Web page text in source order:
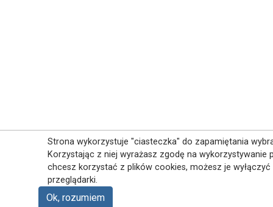
Strona wykorzystuje "ciasteczka" do zapamiętania
Korzystając z niej wyrażasz zgodę na wykorzystywanie
chcesz korzystać z plików cookies, możesz je
przeglądarki.
Ok, rozumiem